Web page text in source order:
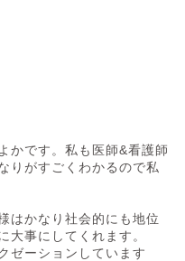
かです。私も医師&看護師
りがすごくわかるので私
はかなり社会的にも地位
大事にしてくれます。
ゼーションしています